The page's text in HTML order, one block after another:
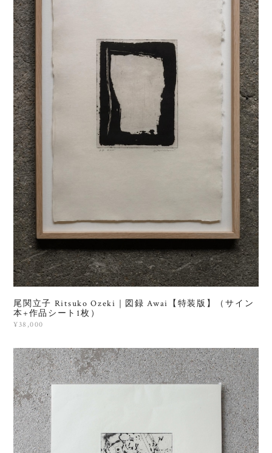
尾関立子 Ritsuko Ozeki｜図録 Awai【特装版】（サイン
本+作品シート1枚）
¥38,000